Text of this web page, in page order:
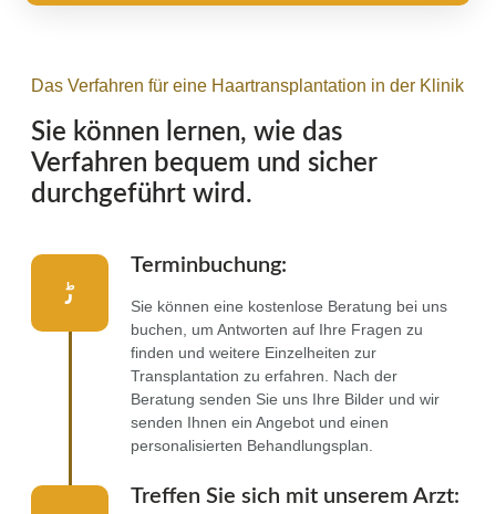
Das Verfahren für eine Haartransplantation in der Klinik
Sie können lernen, wie das
Verfahren bequem und sicher
durchgeführt wird.
Terminbuchung:
Sie können eine kostenlose Beratung bei uns
buchen, um Antworten auf Ihre Fragen zu
finden und weitere Einzelheiten zur
Transplantation zu erfahren. Nach der
Beratung senden Sie uns Ihre Bilder und wir
senden Ihnen ein Angebot und einen
personalisierten Behandlungsplan.
Treffen Sie sich mit unserem Arzt: